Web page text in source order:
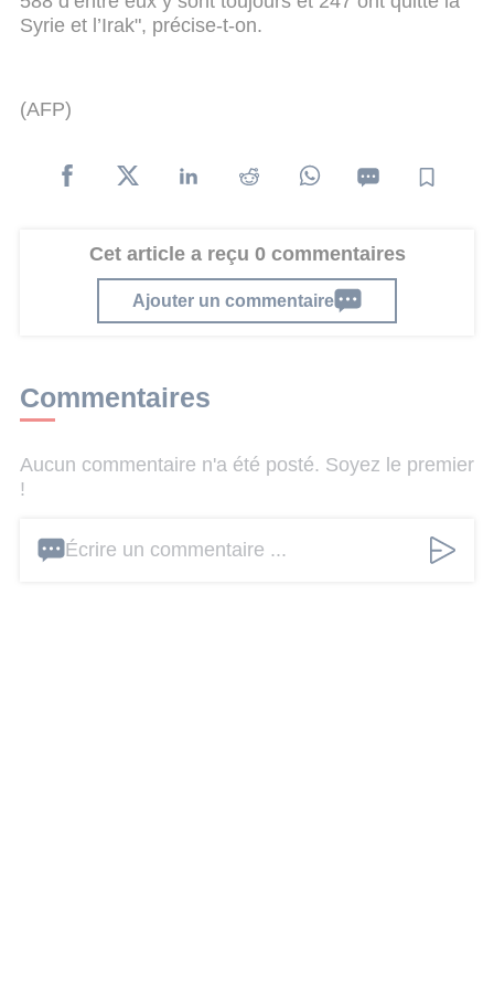
Syrie et l’Irak", précise-t-on.
(AFP)
Cet article a reçu 0 commentaires
Ajouter un commentaire
Commentaires
Aucun commentaire n'a été posté. Soyez le premier
!
Écrire un commentaire ...